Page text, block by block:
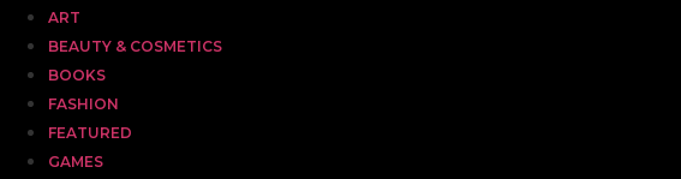
ART
BEAUTY & COSMETICS
BOOKS
FASHION
FEATURED
GAMES